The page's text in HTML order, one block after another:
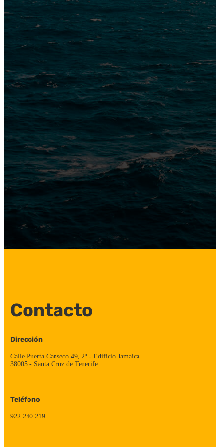
Contacto
Dirección
Calle Puerta Canseco 49, 2º - Edificio Jamaica
38005 - Santa Cruz de Tenerife
Teléfono
922 240 219